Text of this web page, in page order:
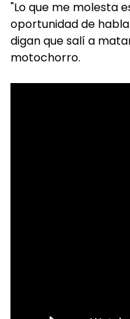
"Lo que me molesta
oportunidad de
digan que salí a
motochorro.